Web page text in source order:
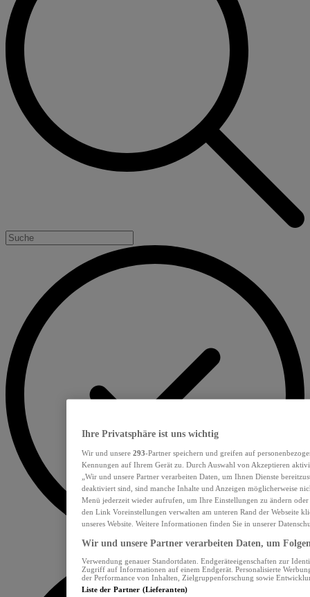
Ihre Privatsphäre ist uns wichtig
Wir und unsere 293-Partner speichern und greifen auf
Kennungen auf Ihrem Gerät zu. Durch Auswahl von Akzeptieren
„Wir und unsere Partner verarbeiten Daten, um Ihnen Dienste
deaktiviert sind, sind manche Inhalte und Anzeigen möglicherweise
Menü jederzeit wieder aufrufen, um Ihre Einstellungen zu ändern
den Link Voreinstellungen verwalten am unteren Rand der Webseite
unseres Website. Weitere Informationen finden Sie in unserer
Wir und unsere Partner verarbeiten Daten, um
Verwendung genauer Standortdaten. Endgeräteeigenschaften zur
Zugriff auf Informationen auf einem Endgerät. Personalisierte
der Performance von Inhalten, Zielgruppenforschung sowie
Liste der Partner (Lieferanten)